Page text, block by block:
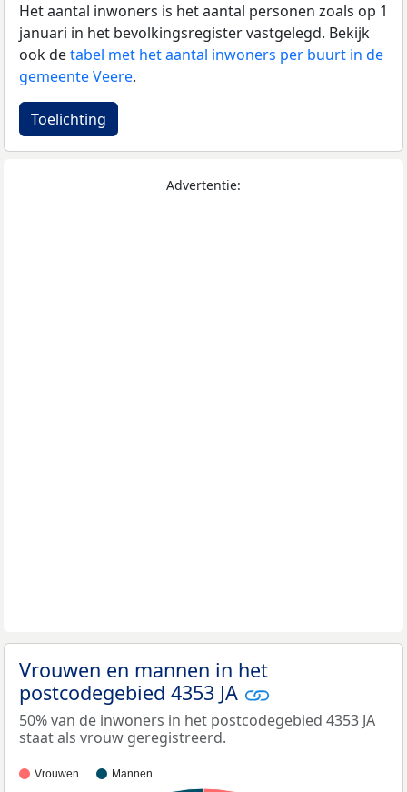
Het aantal inwoners is het aantal personen zoals op 1
januari in het bevolkingsregister vastgelegd. Bekijk
ook detabel met het aantal inwoners per buurt in de
gemeente Veere.
Toelichting
Advertentie:
Vrouwen en mannen in het
postcodegebied 4353 JA
50% van de inwoners in het postcodegebied 4353 JA
staat als vrouw geregistreerd.
Vrouwen Mannen